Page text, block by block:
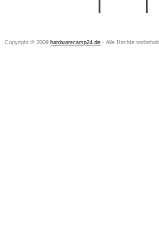
Copyright © 2009 hardwarecamp24.de - Alle Rechte